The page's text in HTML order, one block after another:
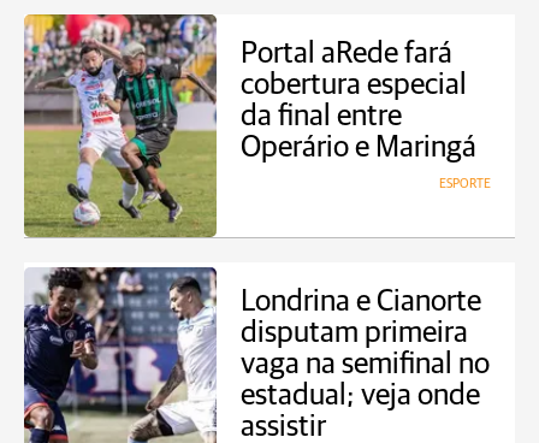
Portal aRede fará
cobertura especial
da final entre
Operário e Maringá
ESPORTE
Londrina e Cianorte
disputam primeira
vaga na semifinal no
estadual; veja onde
assistir